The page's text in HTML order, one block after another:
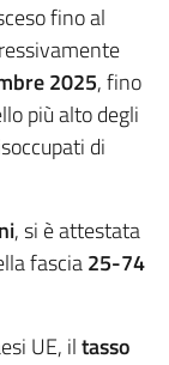
fino al
2025, fino
più alto degli
di
, si è attestata
fascia25-74
UE, iltasso